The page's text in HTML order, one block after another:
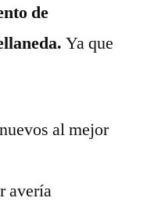
de
Ya que
al mejor
avería